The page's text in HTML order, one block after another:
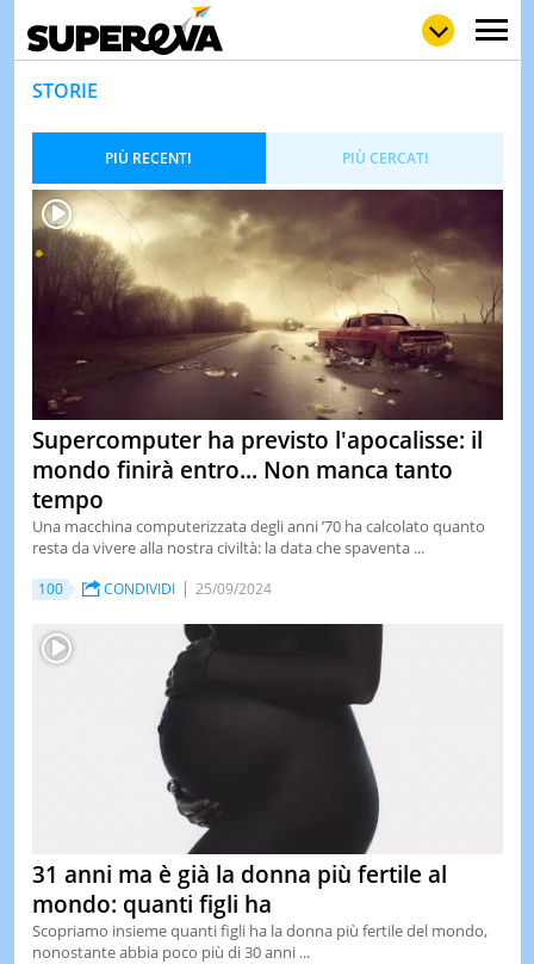
WOW
POP
VIDEO
& TV
&
TEST
STORIE
PIÙ RECENTI PIÙ CERCATI
Supercomputer ha previsto l'apocalisse: il
mondo finirà entro... Non manca tanto
tempo
Una macchina computerizzata degli anni ’70 ha calcolato quanto
resta da vivere alla nostra civiltà: la data che spaventa ...
100 CONDIVIDI 25/09/2024
31 anni ma è già la donna più fertile al
mondo: quanti figli ha
Scopriamo insieme quanti figli ha la donna più fertile del mondo,
nonostante abbia poco più di 30 anni ...